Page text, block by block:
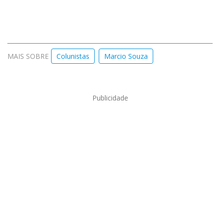
MAIS SOBRE Colunistas Marcio Souza
Publicidade